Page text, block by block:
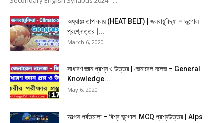
অধ্যায়ঃ তাপ বলয় (HEAT BELT) | জলবায়ুবিদ্যা – ভূগোল
প্রশ্নোত্তর |...
March 6, 2020
সাধারণ জ্ঞান প্রশ্ন ও উত্তর | জেনারেল নলেজ – General
Knowledge...
May 6, 2020
আল্পস পর্বতমালা – বিশ্ব ভূগোল MCQ প্রশ্নউত্তর | Alps